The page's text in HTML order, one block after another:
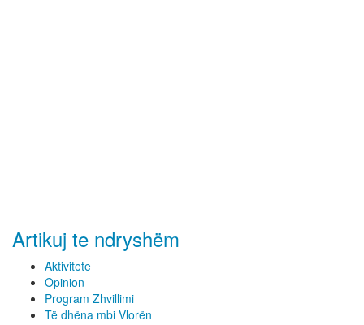
Artikuj te ndryshëm
Aktivitete
Opinion
Program Zhvillimi
Të dhëna mbi Vlorën